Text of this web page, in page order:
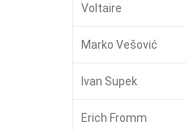
Voltaire
Marko Vešović
Ivan Supek
Erich Fromm